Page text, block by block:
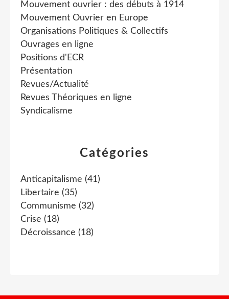
Catégories
Anticapitalisme (41)
Libertaire (35)
Communisme (32)
Crise (18)
Décroissance (18)
Mouvement ouvrier : des débuts à 1914
Mouvement Ouvrier en Europe
Organisations Politiques & Collectifs
Ouvrages en ligne
Positions d'ECR
Présentation
Revues/Actualité
Revues Théoriques en ligne
Syndicalisme